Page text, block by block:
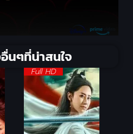
นๆที่น่าสนใจ
Full HD